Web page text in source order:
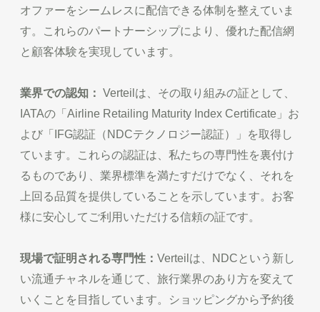
オファーをシームレスに配信できる体制を整えていま
す。これらのパートナーシップにより、優れた配信網
と顧客体験を実現しています。
業界での認知： Verteilは、その取り組みの証として、
IATAの「Airline Retailing Maturity Index Certificate」お
よび「IFG認証（NDCテクノロジー認証）」を取得し
ています。これらの認証は、私たちの専門性を裏付け
るものであり、業界標準を満たすだけでなく、それを
上回る品質を提供していることを示しています。お客
様に安心してご利用いただける信頼の証です。
現場で証明される専門性： Verteilは、NDCという新し
い流通チャネルを通じて、旅行業界のあり方を変えて
いくことを目指しています。ショッピングから予約後